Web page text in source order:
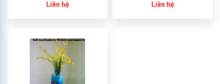
Liên hệ Liên hệ